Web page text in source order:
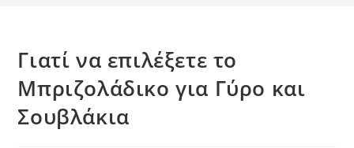
Γιατί να επιλέξετε το
Μπριζολάδικο για Γύρο και
Σουβλάκια